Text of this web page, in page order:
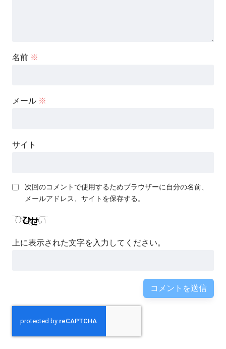
名前 ※
メール ※
サイト
次回のコメントで使用するためブラウザーに自分の名前、
メールアドレス、サイトを保存する。
上に表示された文字を入力してください。